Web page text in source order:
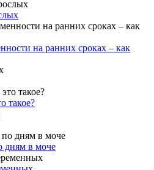
на ранних сроках – как
такое?
дням в моче